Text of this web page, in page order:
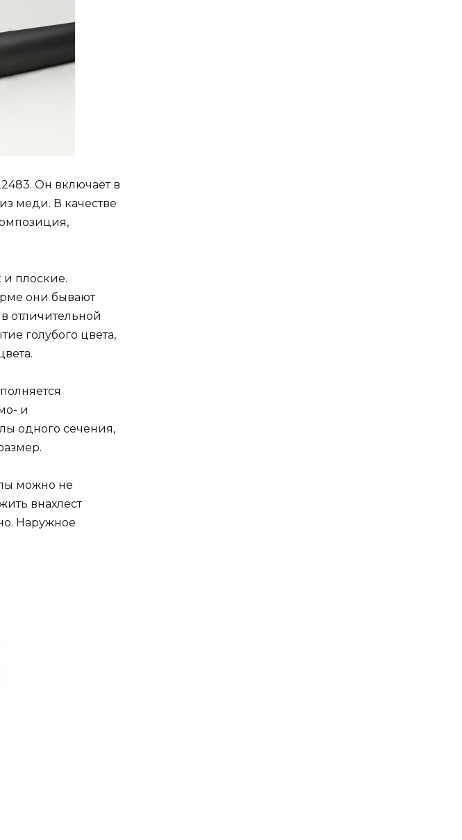
Он включает в
меди. В качестве
и плоские.
они бывают
отличительной
голубого цвета,
и
одного сечения,
можно не
внахлест
Наружное